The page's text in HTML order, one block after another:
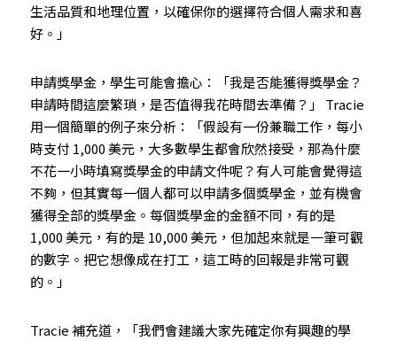
生活品質和地理位置，以確保你的選擇符合個人需求和喜
好。」
申請獎學金，學生可能會擔心：「我是否能獲得獎學金？
申請時間這麼繁瑣，是否值得我花時間去準備？」 Tracie
用一個簡單的例子來分析：「假設有一份兼職工作，每小
時支付 1,000 美元，大多數學生都會欣然接受，那為什麼
不花一小時填寫獎學金的申請文件呢？有人可能會覺得這
不夠，但其實每一個人都可以申請多個獎學金，並有機會
獲得全部的獎學金。每個獎學金的金額不同，有的是
1,000 美元，有的是 10,000 美元，但加起來就是一筆可觀
的數字。把它想像成在打工，這工時的回報是非常可觀
的。」
Tracie 補充道，「我們會建議大家先確定你有興趣的學